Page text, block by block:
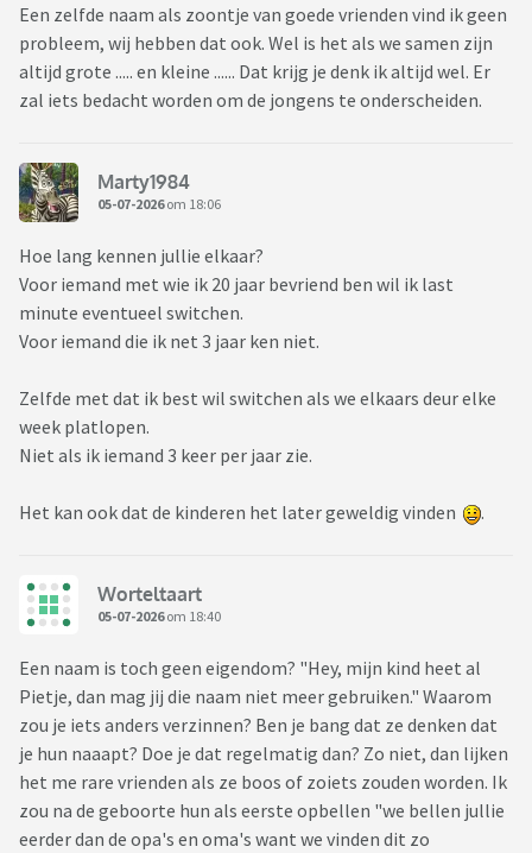
Een zelfde naam als zoontje van goede vrienden vind ik geen
probleem, wij hebben dat ook. Wel is het als we samen zijn
altijd grote ..... en kleine ...... Dat krijg je denk ik altijd wel. Er
zal iets bedacht worden om de jongens te onderscheiden.
Marty1984
05-07-2026om 18:06
Hoe lang kennen jullie elkaar?
Voor iemand met wie ik 20 jaar bevriend ben wil ik last
minute eventueel switchen.
Voor iemand die ik net 3 jaar ken niet.
Zelfde met dat ik best wil switchen als we elkaars deur elke
week platlopen.
Niet als ik iemand 3 keer per jaar zie.
Het kan ook dat de kinderen het later geweldig vinden .
Worteltaart
05-07-2026om 18:40
Een naam is toch geen eigendom? "Hey, mijn kind heet al
Pietje, dan mag jij die naam niet meer gebruiken." Waarom
zou je iets anders verzinnen? Ben je bang dat ze denken dat
je hun naaapt? Doe je dat regelmatig dan? Zo niet, dan lijken
het me rare vrienden als ze boos of zoiets zouden worden. Ik
zou na de geboorte hun als eerste opbellen "we bellen jullie
eerder dan de opa's en oma's want we vinden dit zo